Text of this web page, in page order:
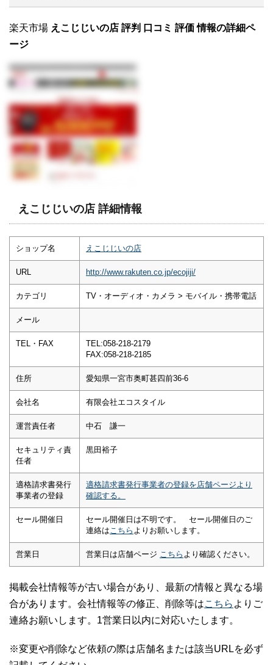
楽天市場 えこじじいの店 評判 口コミ 評価 情報の詳細ペ
ージ
えこじじいの店 詳細情報
ショップ名 えこじじいの店
URL http://www.rakuten.co.jp/ecojiji/
カテゴリ TV・オーディオ・カメラ > モバイル・携帯電話
メール
TEL・FAX
TEL:058-218-2179
FAX:058-218-2185
住所 愛知県一宮市奥町甚四前36-6
会社名 有限会社エコスタイル
運営責任者 中石 謙一
セキュリティ責
任者
黒田裕子
適格請求書発行
事業者の登録
適格請求書発行事業者の登録を店舗ページより
確認する。
セール開催日
セール開催日は不明です。 セール開催日のご
連絡は こちら よりお願いします。
営業日 営業日は店舗ページ こちら より確認ください。
掲載会社情報等が古い場合があり、最新の情報と異なる場
合があります。会社情報等の修正、削除等はこちら よりご
連絡お願いします。1営業日以内に対応いたします。
※変更や削除など依頼の際は店舗名または該当URLを必ず